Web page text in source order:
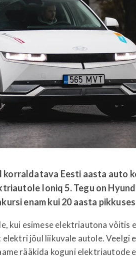
korraldatava Eesti aasta auto
Ioniq 5. Tegu on
enam kui 20 aasta
kui esimese elektriautona võitis
elektri jõul liikuvale autole. Veelgi
rääkida koguni elektriautode